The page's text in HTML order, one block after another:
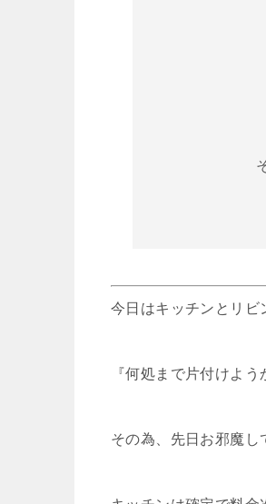
今日はキッチンとリビ
『何処まで片付けよ
その為、先日お邪魔し